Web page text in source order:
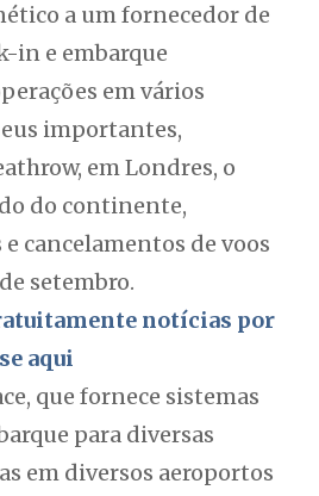
a um fornecedor de
in e embarque
em vários
importantes,
em Londres, o
do continente,
cancelamentos de voos
setembro.
notícias por
aqui
que fornece sistemas
para diversas
em diversos aeroportos